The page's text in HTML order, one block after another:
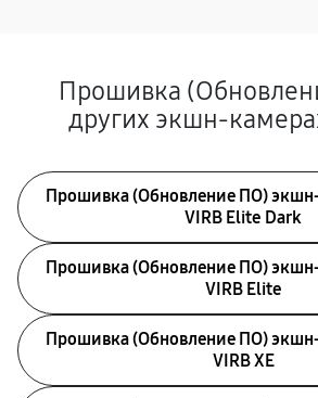
Прошивка
других экшн-
Прошивка (Обновление ПО)
VIRB Elite Dark
Прошивка (Обновление ПО)
VIRB Elite
Прошивка (Обновление ПО)
VIRB XE